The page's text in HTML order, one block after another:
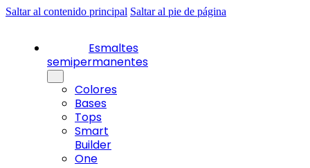
Saltar al contenido principal Saltar al pie de página
Esmaltes
semipermanentes
Colores
Bases
Tops
Smart
Builder
One